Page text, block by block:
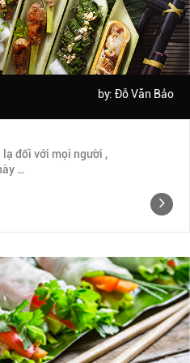
by: Đỗ Văn Bảo
lạ đối với mọi người ,
…